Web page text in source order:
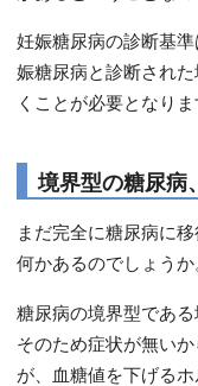
妊娠糖尿病の診断基
娠糖尿病と診断され
くことが必要となりま
境界型の糖尿病
まだ完全に糖尿病に
何かあるのでしょうか
糖尿病の境界型であ
そのため症状が無い
が、血糖値を下げる